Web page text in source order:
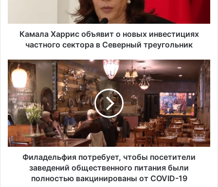
р
о
б
ъ
я
в
и
т
о
н
Камала Харрис объявит о новых инвестициях
частного сектора в Северный треугольник
Ф
и
л
а
д
е
л
ь
ф
Филадельфия потребует, чтобы посетители
заведений общественного питания были
полностью вакцинированы от COVID-19